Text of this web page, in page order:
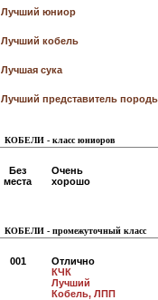
Лучший юниор
Лучший кобель
Лучшая сука
Лучший представитель
КОБЕЛИ - класс юниоров
Без
места
Очень
хорошо
КОБЕЛИ - промежуточный класс
001
Отлично
КЧК
Лучший
Кобель, ЛПП